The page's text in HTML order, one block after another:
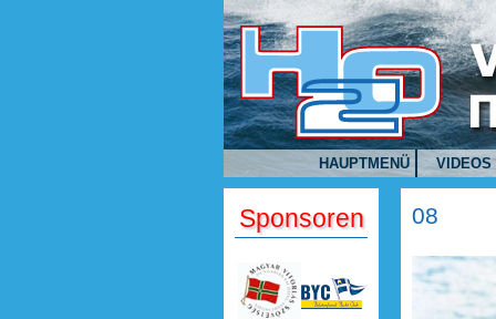
HAUPTMENÜ VIDEOS
08
Sponsoren